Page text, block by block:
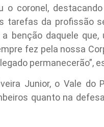
o coronel,
tarefas da profissão
daquele que,
fez pela nossa
permanecerão”,
Junior, o Vale do
quanto na